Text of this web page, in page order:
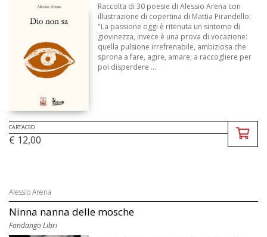
Raccolta di 30 poesie di Alessio Arena con
illustrazione di copertina di Mattia Pirandello:
"La passione oggi è ritenuta un sintomo di
giovinezza, invece è una prova di vocazione:
quella pulsione irrefrenabile, ambiziosa che
sprona a fare, agire, amare; a raccogliere per
poi disperdere ...
CARTACEO
€ 12,00
Alessio Arena
Ninna nanna delle mosche
Fandango Libri